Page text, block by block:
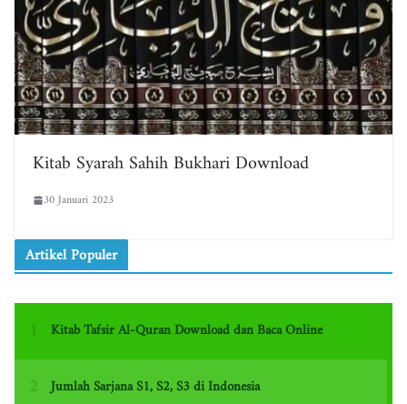
Kitab Syarah Sahih Bukhari Download
30 Januari 2023
Artikel Populer